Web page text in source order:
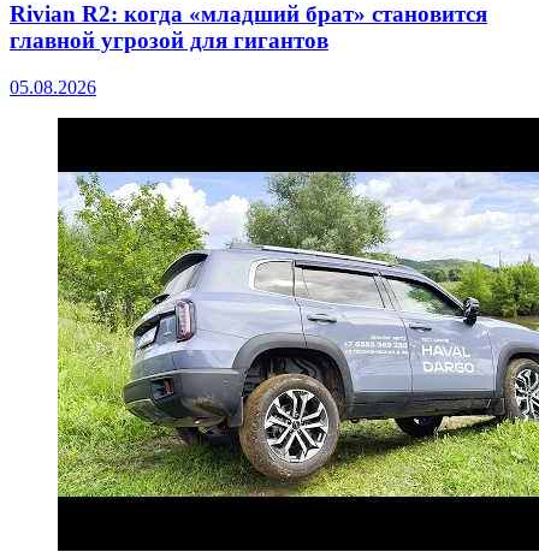
Rivian R2: когда «младший брат» становится
главной угрозой для гигантов
05.08.2026